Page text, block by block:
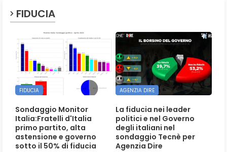
FIDUCIA
FIDUCIA
Sondaggio Monitor
Italia:Fratelli d'Italia
primo partito, alta
astensione e governo
sotto il 50% di fiducia
AGENZIA DIRE
La fiducia nei leader
politici e nel Governo
degli italiani nel
sondaggio Tecnè per
Agenzia Dire